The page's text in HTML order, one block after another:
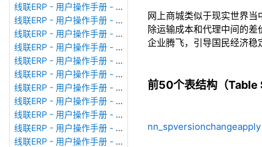
线联ERP - 用户操作手册 - 个人考勤报表（横向）
线联ERP - 用户操作手册 - 部门考勤报表
线联ERP - 用户操作手册 - 个人考勤报表
线联ERP - 用户操作手册 - 考勤计算
线联ERP - 用户操作手册 - 节假日管理
线联ERP - 用户操作手册 - 请假管理
线联ERP - 用户操作手册 - 补卡管理
线联ERP - 用户操作手册 - 考勤设备管理
线联ERP - 用户操作手册 - 考勤参数配置
线联ERP - 用户操作手册 - 考勤设备绑定
线联ERP - 用户操作手册 - 员工档案
网上商城类似于现实世界
除运输成本和代理中间的
企业腾飞，引导国民经济稳
前50个表结构（Table